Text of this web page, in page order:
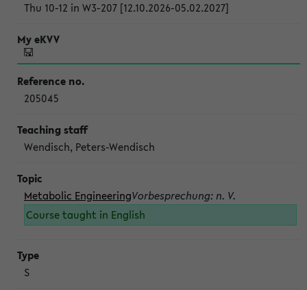
Thu 10-12 in W3-207 [12.10.2026-05.02.2027]
205045
Wendisch, Peters-Wendisch
Metabolic EngineeringVorbesprechung: n. V.
Course taught in English
S